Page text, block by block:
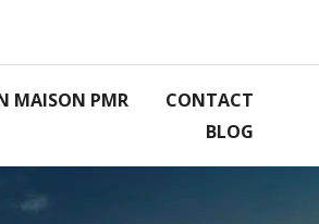
MAISON PMR
CONTACT
BLOG